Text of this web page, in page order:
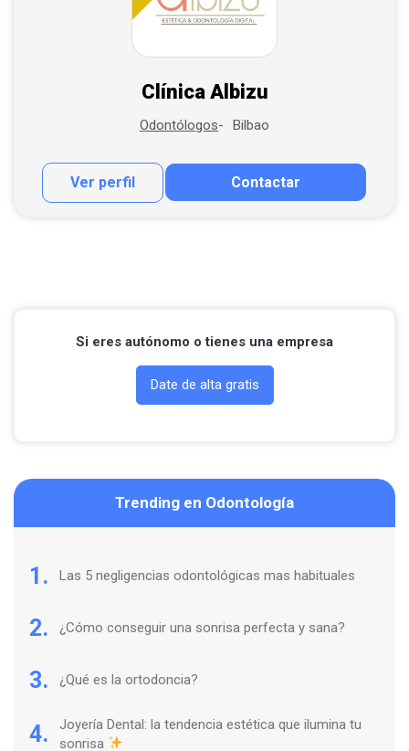
Clínica Albizu
Odontólogos Bilbao
Ver perfil Contactar
Contactar por correo
Si eres autónomo o tienes una empresa
Date de alta gratis
Trending en Odontología
1. Las 5 negligencias odontológicas mas habituales
2. ¿Cómo conseguir una sonrisa perfecta y sana?
3. ¿Qué es la ortodoncia?
4.
Joyería Dental: la tendencia estética que ilumina tu
sonrisa